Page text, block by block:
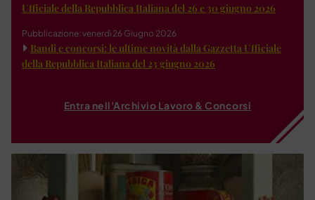
Ufficiale della Repubblica Italiana del 26 e 30 giugno 2026
Pubblicazione: venerdì 26 Giugno 2026
Bandi e concorsi: le ultime novità dalla Gazzetta Ufficiale
della Repubblica Italiana del 23 giugno 2026
Entra nell'Archivio Lavoro & Concorsi